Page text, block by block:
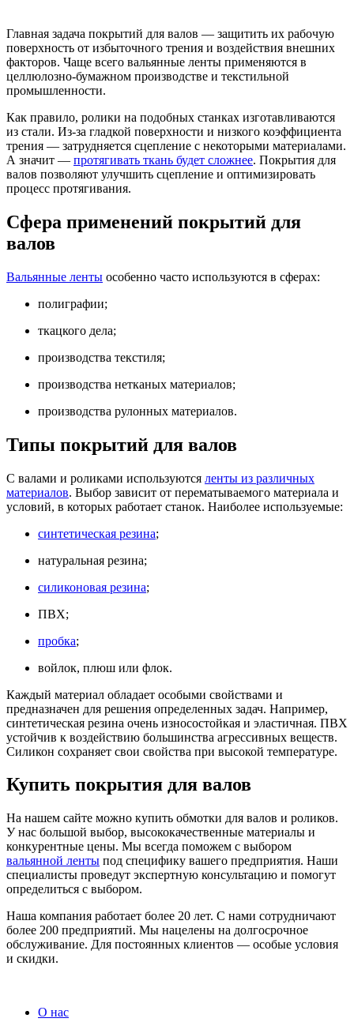
Главная задача покрытий для валов — защитить их рабочую
поверхность от избыточного трения и воздействия внешних
факторов. Чаще всего вальянные ленты применяются в
целлюлозно-бумажном производстве и текстильной
промышленности.
Как правило, ролики на подобных станках изготавливаются
из стали. Из-за гладкой поверхности и низкого коэффициента
трения — затрудняется сцепление с некоторыми материалами.
А значит — протягивать ткань будет сложнее. Покрытия для
валов позволяют улучшить сцепление и оптимизировать
процесс протягивания.
Сфера применений покрытий для
валов
Вальянные ленты особенно часто используются в сферах:
полиграфии;
ткацкого дела;
производства текстиля;
производства нетканых материалов;
производства рулонных материалов.
Типы покрытий для валов
С валами и роликами используются ленты из различных
материалов. Выбор зависит от перематываемого материала и
условий, в которых работает станок. Наиболее используемые:
синтетическая резина;
натуральная резина;
силиконовая резина;
ПВХ;
пробка;
войлок, плюш или флок.
Каждый материал обладает особыми свойствами и
предназначен для решения определенных задач. Например,
синтетическая резина очень износостойкая и эластичная. ПВХ
устойчив к воздействию большинства агрессивных веществ.
Силикон сохраняет свои свойства при высокой температуре.
Купить покрытия для валов
На нашем сайте можно купить обмотки для валов и роликов.
У нас большой выбор, высококачественные материалы и
конкурентные цены. Мы всегда поможем с выбором
вальянной ленты под специфику вашего предприятия. Наши
специалисты проведут экспертную консультацию и помогут
определиться с выбором.
Наша компания работает более 20 лет. С нами сотрудничают
более 200 предприятий. Мы нацелены на долгосрочное
обслуживание. Для постоянных клиентов — особые условия
и скидки.
О нас